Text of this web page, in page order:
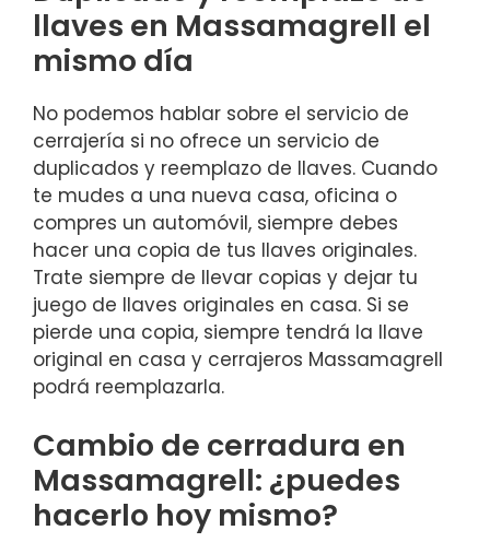
llaves en Massamagrell el
mismo día
No podemos hablar sobre el servicio de
cerrajería si no ofrece un servicio de
duplicados y reemplazo de llaves. Cuando
te mudes a una nueva casa, oficina o
compres un automóvil, siempre debes
hacer una copia de tus llaves originales.
Trate siempre de llevar copias y dejar tu
juego de llaves originales en casa. Si se
pierde una copia, siempre tendrá la llave
original en casa y cerrajeros Massamagrell
podrá reemplazarla.
Cambio de cerradura en
Massamagrell: ¿puedes
hacerlo hoy mismo?